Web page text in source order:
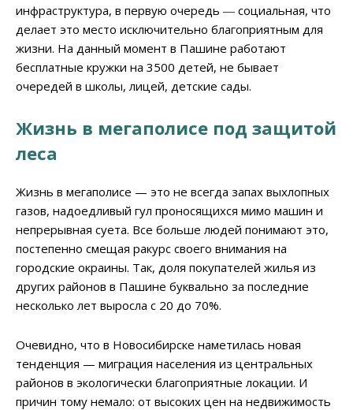
инфраструктура, в первую очередь ― социальная, что
делает это место исключительно благоприятным для
жизни. На данный момент в Пашине работают
бесплатные кружки на 3500 детей, не бывает
очередей в школы, лицей, детские сады.
Жизнь в мегаполисе под защитой
леса
Жизнь в мегаполисе — это не всегда запах выхлопных
газов, надоедливый гул проносящихся мимо машин и
непрерывная суета. Все больше людей понимают это,
постепенно смещая ракурс своего внимания на
городские окраины. Так, доля покупателей жилья из
других районов в Пашине буквально за последние
несколько лет выросла с 20 до 70%.
Очевидно, что в Новосибирске наметилась новая
тенденция — миграция населения из центральных
районов в экологически благоприятные локации. И
причин тому немало: от высоких цен на недвижимость